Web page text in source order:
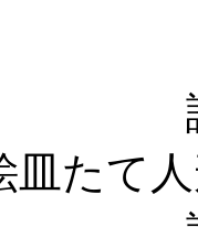
の
皿たて